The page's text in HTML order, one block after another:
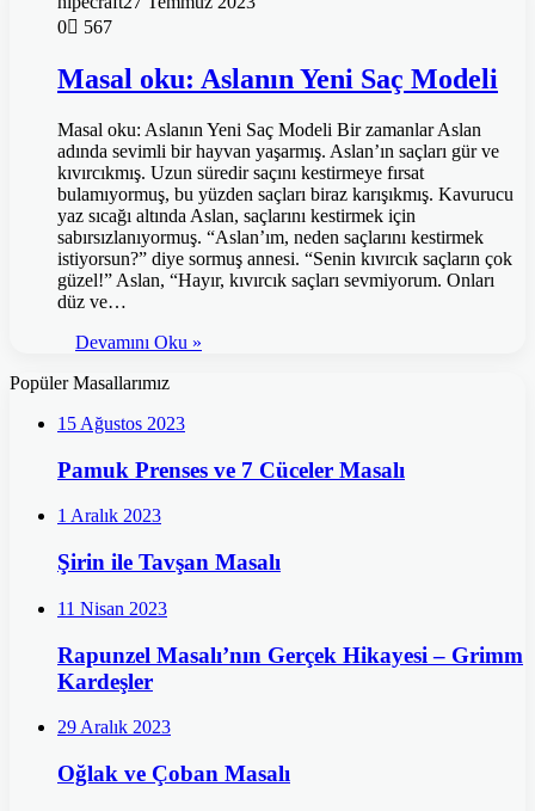
0
567
Masal oku: Aslanın Yeni Saç Modeli
Masal oku: Aslanın Yeni Saç Modeli Bir zamanlar Aslan
adında sevimli bir hayvan yaşarmış. Aslan’ın saçları gür ve
kıvırcıkmış. Uzun süredir saçını kestirmeye fırsat
bulamıyormuş, bu yüzden saçları biraz karışıkmış. Kavurucu
yaz sıcağı altında Aslan, saçlarını kestirmek için
sabırsızlanıyormuş. “Aslan’ım, neden saçlarını kestirmek
istiyorsun?” diye sormuş annesi. “Senin kıvırcık saçların çok
güzel!” Aslan, “Hayır, kıvırcık saçları sevmiyorum. Onları
düz ve…
Devamını Oku »
Popüler Masallarımız
15 Ağustos 2023
Pamuk Prenses ve 7 Cüceler Masalı
1 Aralık 2023
Şirin ile Tavşan Masalı
11 Nisan 2023
Rapunzel Masalı’nın Gerçek Hikayesi – Grimm
Kardeşler
29 Aralık 2023
Oğlak ve Çoban Masalı